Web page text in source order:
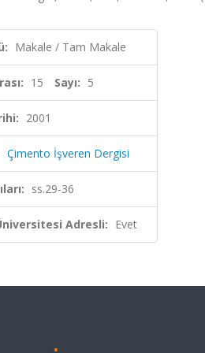
Makale / Tam Makale
15 Sayı: 5
2001
Çimento İşveren Dergisi
ss.29-36
Adresli: Evet